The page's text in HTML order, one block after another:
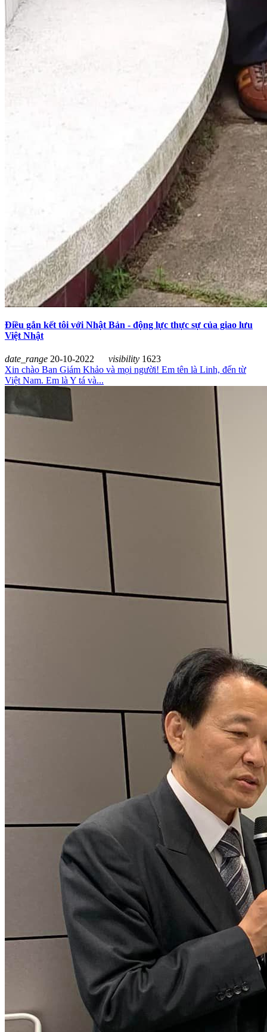
Điều gắn kết tôi với Nhật Bản - động lực thực sự của giao lưu
Việt Nhật
date_range 20-10-2022 visibility 1623
Xin chào Ban Giám Khảo và mọi người! Em tên là Linh, đến từ
Việt Nam. Em là Y tá và...